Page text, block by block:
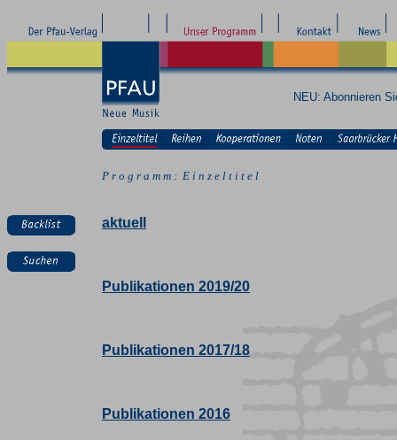
NEU: Abonnieren
P r o g r a m m : E i n z e l t i t e l
aktuell
Publikationen 2019/20
Publikationen 2017/18
Publikationen 2016